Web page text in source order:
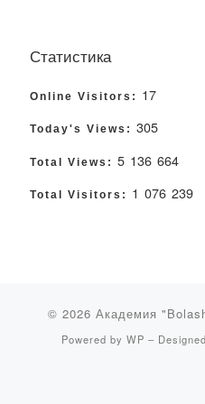
Статистика
Online Visitors: 17
Today's Views: 305
Total Views: 5 136 664
Total Visitors: 1 076 239
© 2026 Академия
Powered by WP –